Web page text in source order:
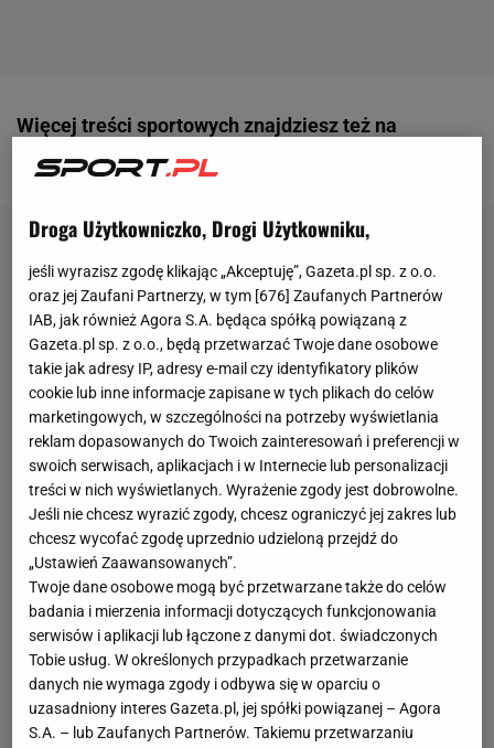
Więcej treści sportowych znajdziesz też na
Gazeta.pl
Droga Użytkowniczko, Drogi Użytkowniku,
jeśli wyrazisz zgodę klikając „Akceptuję”, Gazeta.pl sp. z o.o.
oraz jej Zaufani Partnerzy, w tym [676] Zaufanych Partnerów
IAB, jak również Agora S.A. będąca spółką powiązaną z
Gazeta.pl sp. z o.o., będą przetwarzać Twoje dane osobowe
takie jak adresy IP, adresy e-mail czy identyfikatory plików
cookie lub inne informacje zapisane w tych plikach do celów
marketingowych, w szczególności na potrzeby wyświetlania
reklam dopasowanych do Twoich zainteresowań i preferencji w
swoich serwisach, aplikacjach i w Internecie lub personalizacji
treści w nich wyświetlanych. Wyrażenie zgody jest dobrowolne.
Jeśli nie chcesz wyrazić zgody, chcesz ograniczyć jej zakres lub
chcesz wycofać zgodę uprzednio udzieloną przejdź do
„Ustawień Zaawansowanych”.
Twoje dane osobowe mogą być przetwarzane także do celów
badania i mierzenia informacji dotyczących funkcjonowania
serwisów i aplikacji lub łączone z danymi dot. świadczonych
Tobie usług. W określonych przypadkach przetwarzanie
danych nie wymaga zgody i odbywa się w oparciu o
uzasadniony interes Gazeta.pl, jej spółki powiązanej – Agora
S.A. – lub Zaufanych Partnerów. Takiemu przetwarzaniu